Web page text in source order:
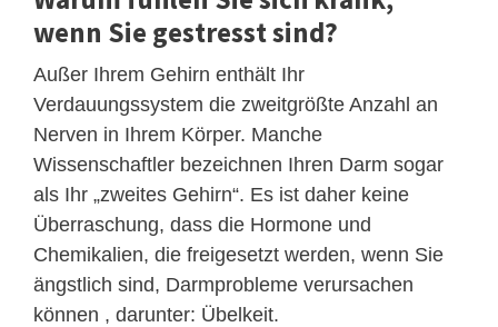
wenn Sie gestresst sind?
Außer Ihrem Gehirn enthält Ihr
Verdauungssystem die zweitgrößte Anzahl an
Nerven in Ihrem Körper. Manche
Wissenschaftler bezeichnen Ihren Darm sogar
als Ihr „zweites Gehirn“. Es ist daher keine
Überraschung, dass die Hormone und
Chemikalien, die freigesetzt werden, wenn Sie
ängstlich sind, Darmprobleme verursachen
können , darunter: Übelkeit.